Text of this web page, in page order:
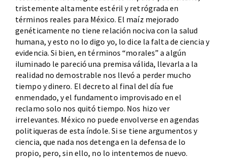
tristemente altamente estéril y retrógrada en
términos reales para México. El maíz mejorado
genéticamente no tiene relación nociva con la salud
humana, y esto no lo digo yo, lo dice la falta de ciencia y
evidencia. Si bien, en términos “morales” a algún
iluminado le pareció una premisa válida, llevarla a la
realidad no demostrable nos llevó a perder mucho
tiempo y dinero. El decreto al final del día fue
enmendado, y el fundamento improvisado en el
reclamo solo nos quitó tiempo. Nos hizo ver
irrelevantes. México no puede envolverse en agendas
politiqueras de esta índole. Si se tiene argumentos y
ciencia, que nada nos detenga en la defensa de lo
propio, pero, sin ello, no lo intentemos de nuevo.